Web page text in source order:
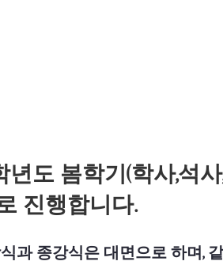
년도 봄학기(학사,석
진행합니다.
식과 종강식은 대면으로 하며,